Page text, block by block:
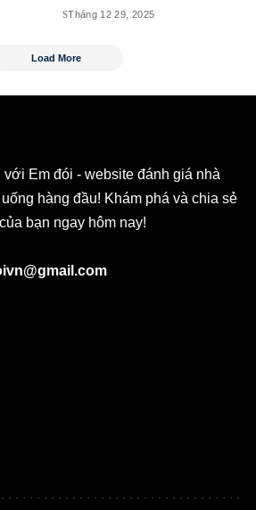
Tháng 12 29, 2025
Load More
Em đói - website đánh giá nhà
hàng đầu! Khám phá và chia sẻ
bạn ngay hôm nay!